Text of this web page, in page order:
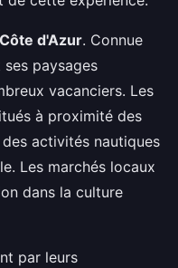
Côte d'Azur. Connue
paysages
vacanciers. Les
à proximité des
activités nautiques
Les marchés locaux
dans la culture
par leurs